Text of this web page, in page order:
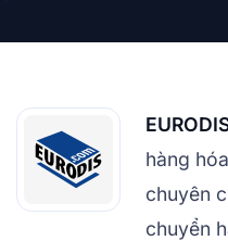
hàng
chuyên
chuyển